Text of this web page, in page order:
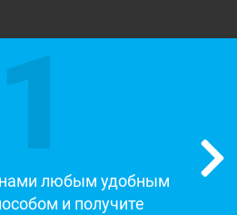
1
любым удобным
и получите